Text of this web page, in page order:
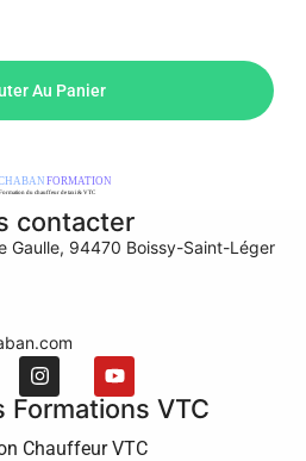
Au Panier
contacter
Gaulle, 94470 Boissy-Saint-Léger
Formations VTC
Chauffeur VTC